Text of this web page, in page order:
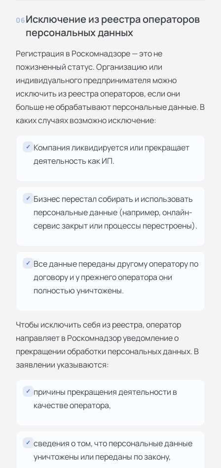
06Исключение из реестра операторов
персональных данных
Регистрация в Роскомнадзоре — это не
пожизненный статус. Организацию или
индивидуального предпринимателя можно
исключить из реестра операторов, если они
больше не обрабатывают персональные данные. В
каких случаях возможно исключение:
✓ Компания ликвидируется или прекращает
деятельность как ИП.
✓ Бизнес перестал собирать и использовать
персональные данные (например, онлайн-
сервис закрыт или процессы перестроены).
✓ Все данные переданы другому оператору по
договору и у прежнего оператора они
полностью уничтожены.
Чтобы исключить себя из реестра, оператор
направляет в Роскомнадзор уведомление о
прекращении обработки персональных данных. В
заявлении указываются:
✓ причины прекращения деятельности в
качестве оператора,
✓ сведения о том, что персональные данные
уничтожены или переданы по закону,